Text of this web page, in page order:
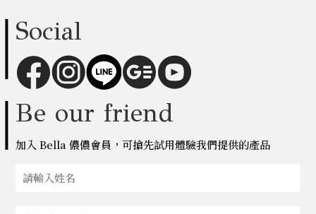
Social
Be our friend
加入 Bella 儂儂會員，可搶先試用體驗我們提供的產品